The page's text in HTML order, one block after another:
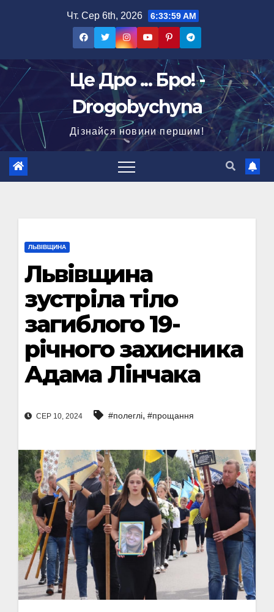
Чт. Сер 6th, 2026 6:34:00 AM
Це Дро ... Бро! -
Drogobychyna
Дізнайся новини першим!
ЛЬВІВЩИНА
Львівщина
зустріла тіло
загиблого 19-
річного захисника
Адама Лінчака
СЕР 10, 2024 #полеглі, #прощання